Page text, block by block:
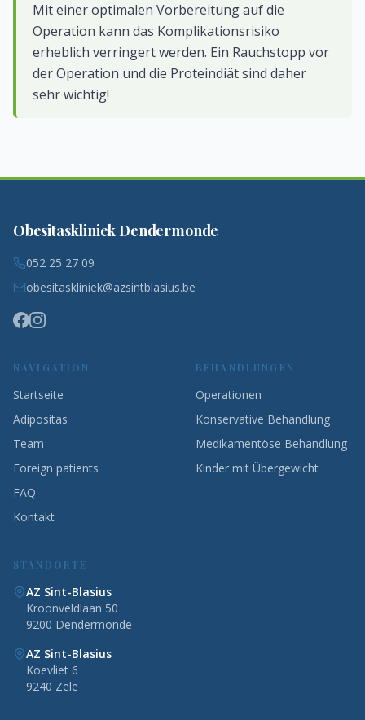
Mit einer optimalen Vorbereitung auf die
Operation kann das Komplikationsrisiko
erheblich verringert werden. Ein Rauchstopp vor
der Operation und die Proteindiät sind daher
sehr wichtig!
Obesitaskliniek Dendermonde
052 25 27 09
obesitaskliniek@azsintblasius.be
NAVIGATION
Startseite
Adipositas
Team
Foreign patients
FAQ
Kontakt
BEHANDLUNGEN
Operationen
Konservative Behandlung
Medikamentöse Behandlung
Kinder mit Übergewicht
STANDORTE
AZ Sint-Blasius
Kroonveldlaan 50
9200 Dendermonde
AZ Sint-Blasius
Koevliet 6
9240 Zele